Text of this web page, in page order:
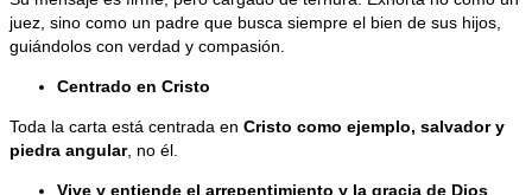
juez, sino como un padre que busca siempre el bien de sus hijos,
guiándolos con verdad y compasión.
Centrado en Cristo
Toda la carta está centrada en Cristo como ejemplo, salvador y
piedra angular, no él.
Vive y entiende el arrepentimiento y la gracia de Dios